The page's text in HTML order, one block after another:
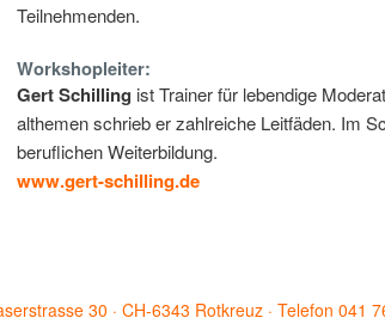
Teilnehmenden.
Workshopleiter:
Gert Schilling ist Trainer für lebendige
althemen schrieb er zahlreiche Leitfäden. Im
beruflichen Weiterbildung.
www.gert-schilling.de
30 · CH-6343 Rotkreuz · Telefon 041